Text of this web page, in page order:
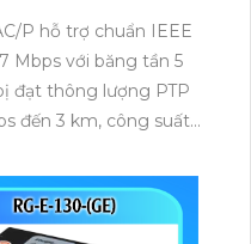
P hỗ trợ chuẩn IEEE
Mbps với băng tần 5
đạt thông lượng PTP
đến 3 km, công suất
định ở khoảng cách